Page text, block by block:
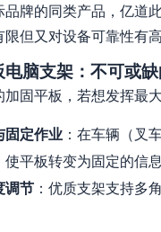
品牌的同类产品，亿道
限但又对设备可靠性有
电脑支架：不可或缺
固平板，若想发挥最
固定作业 ：在车辆（叉
平板转变为固定的信
调节 ：优质支架支持多